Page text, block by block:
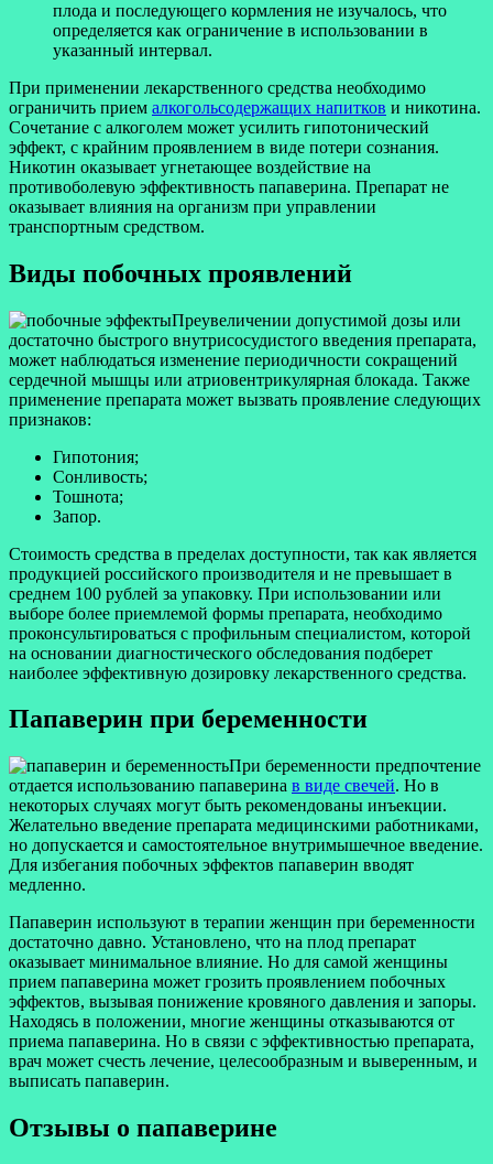
плода и последующего кормления не изучалось, что
определяется как ограничение в использовании в
указанный интервал.
При применении лекарственного средства необходимо
ограничить прием алкогольсодержащих напитков и никотина.
Сочетание с алкоголем может усилить гипотонический
эффект, с крайним проявлением в виде потери сознания.
Никотин оказывает угнетающее воздействие на
противоболевую эффективность папаверина. Препарат не
оказывает влияния на организм при управлении
транспортным средством.
Виды побочных проявлений
Преувеличении допустимой дозы или
достаточно быстрого внутрисосудистого введения препарата,
может наблюдаться изменение периодичности сокращений
сердечной мышцы или атриовентрикулярная блокада. Также
применение препарата может вызвать проявление следующих
признаков:
Гипотония;
Сонливость;
Тошнота;
Запор.
Стоимость средства в пределах доступности, так как является
продукцией российского производителя и не превышает в
среднем 100 рублей за упаковку. При использовании или
выборе более приемлемой формы препарата, необходимо
проконсультироваться с профильным специалистом, которой
на основании диагностического обследования подберет
наиболее эффективную дозировку лекарственного средства.
Папаверин при беременности
При беременности предпочтение
отдается использованию папаверина в виде свечей. Но в
некоторых случаях могут быть рекомендованы инъекции.
Желательно введение препарата медицинскими работниками,
но допускается и самостоятельное внутримышечное введение.
Для избегания побочных эффектов папаверин вводят
медленно.
Папаверин используют в терапии женщин при беременности
достаточно давно. Установлено, что на плод препарат
оказывает минимальное влияние. Но для самой женщины
прием папаверина может грозить проявлением побочных
эффектов, вызывая понижение кровяного давления и запоры.
Находясь в положении, многие женщины отказываются от
приема папаверина. Но в связи с эффективностью препарата,
врач может счесть лечение, целесообразным и выверенным, и
выписать папаверин.
Отзывы о папаверине